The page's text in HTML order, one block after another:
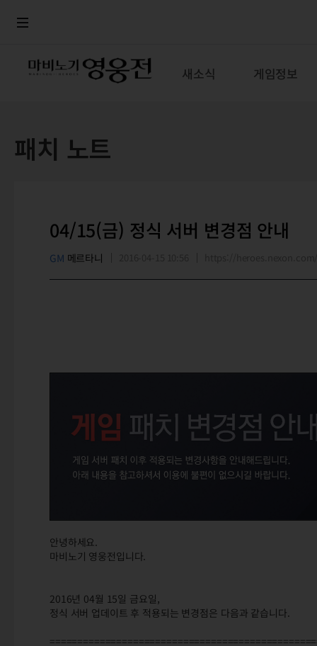
새소식 게임정보
패치 노트
04/15(금) 정식 서버 변경점 안내
GM 메르타니
안녕하세요.
마비노기 영웅전입니다.
2016년 04월 15일 금요일,
정식 서버 업데이트 후 적용되는 변경점은 다음과 같습니다.